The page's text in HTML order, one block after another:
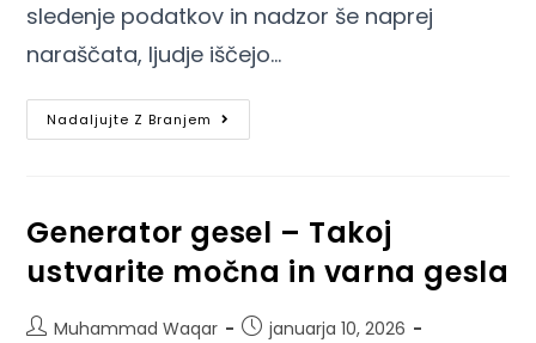
sledenje podatkov in nadzor še naprej
naraščata, ljudje iščejo…
Nadaljujte Z Branjem
Generator gesel – Takoj
ustvarite močna in varna gesla
Muhammad Waqar
januarja 10, 2026